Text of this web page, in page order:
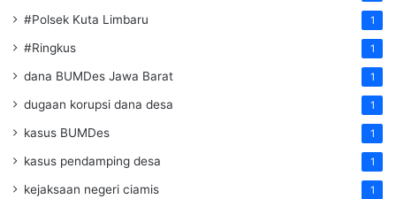
#Polsek Kuta Limbaru 1
#Ringkus 1
dana BUMDes Jawa Barat 1
dugaan korupsi dana desa 1
kasus BUMDes 1
kasus pendamping desa 1
kejaksaan negeri ciamis 1